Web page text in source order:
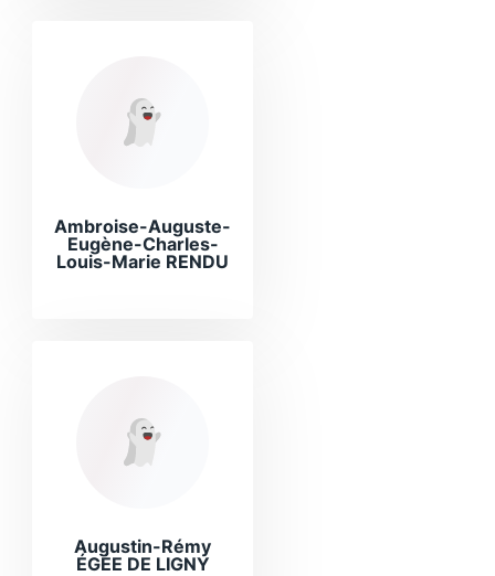
Ambroise-Auguste-
Eugène-Charles-
Louis-Marie RENDU
Augustin-Rémy
ÉGÉE DE LIGNY